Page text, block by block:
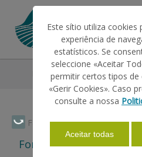
Faça Swipe para ver o menu
HELP/SUPPORT
Payments
For related subjects
Este sítio utiliza cookies
experiência de
estatísticos. Se
seleccione «Aceitar
permitir certos tipos de
«Gerir Cookies». Caso
consulte a nossa
Aceitar todas